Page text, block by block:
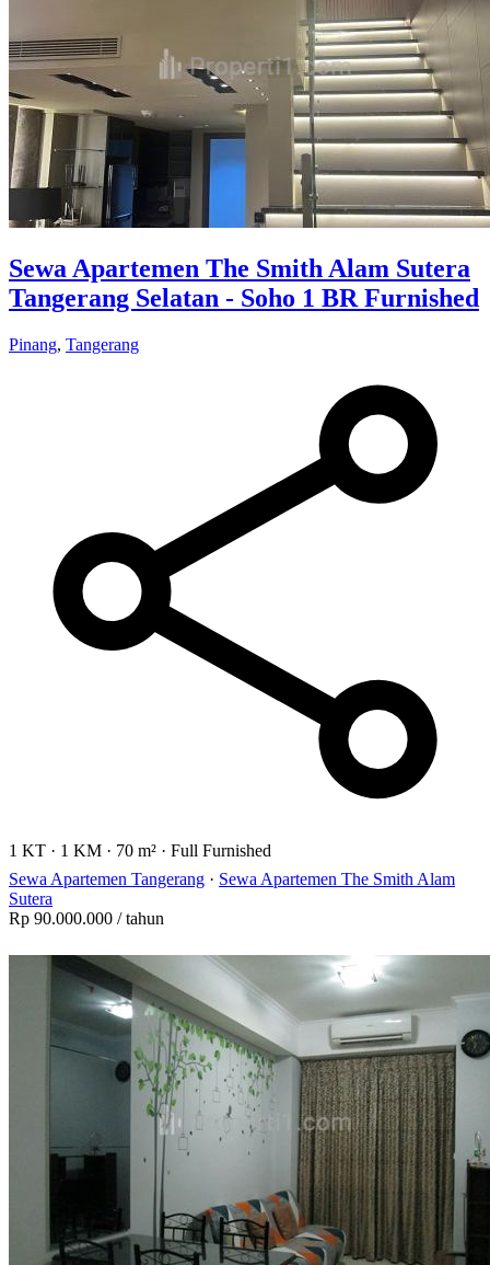
Sewa Apartemen The Smith Alam Sutera
Tangerang Selatan - Soho 1 BR Furnished
Pinang, Tangerang
1 KT · 1 KM · 70 m² · Full Furnished
Sewa Apartemen Tangerang · Sewa Apartemen The Smith Alam
Sutera
Rp 90.000.000 / tahun